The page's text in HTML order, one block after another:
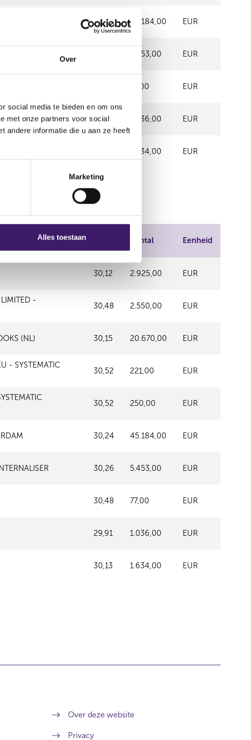
Over
social media te bieden en om ons
met onze partners voor social
andere informatie die u aan ze heeft
Marketing
Alles toestaan
30,24 45.184,00 EUR
SYSTEMATIC
5.453,00 EUR
77,00 EUR
29,91 1.036,00 EUR
1.634,00 EUR
Aantal Eenheid
30,12 2.925,00 EUR
LIMITED -
30,48 2.550,00 EUR
(NL) 30,15 20.670,00 EUR
- SYSTEMATIC
30,52 221,00 EUR
30,52 250,00 EUR
30,24 45.184,00 EUR
30,26 5.453,00 EUR
30,48 77,00 EUR
29,91 1.036,00 EUR
30,13 1.634,00 EUR
Over deze website
Privacy